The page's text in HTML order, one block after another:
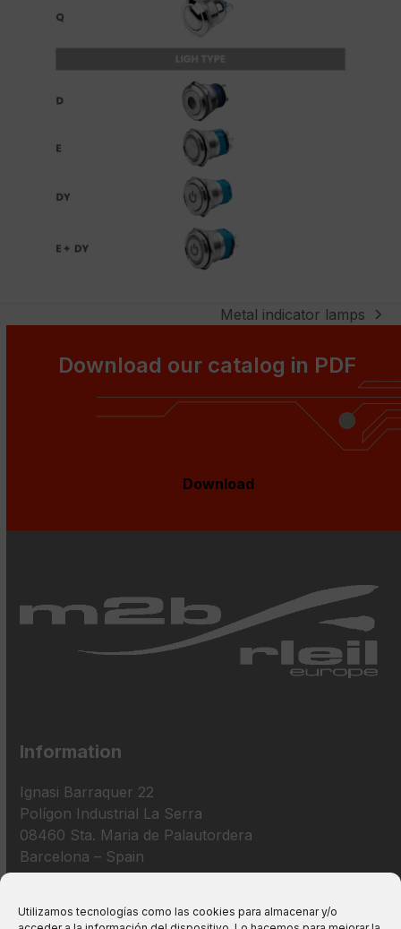
Utilizamos tecnologías como las cookies para almacenar y/o
next
Metal indicator lamps
Download our catalog in PDF
Download
Information
Ignasi Barraquer 22
Polígon Industrial La Serra
08460 Sta. Maria de Palautordera
Barcelona – Spain